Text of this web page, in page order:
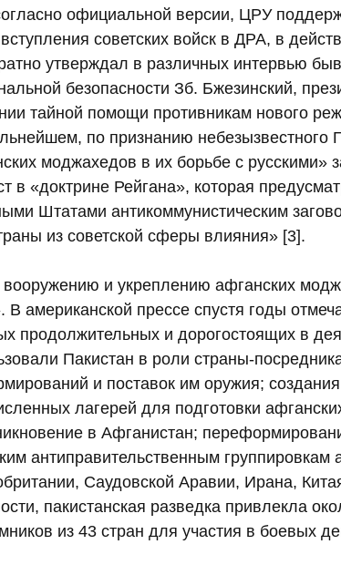
официальной версии, ЦРУ
советских войск в ДРА, в
утверждал в различных интервью
безопасности Зб. Бжезинский,
тайной помощи противникам нового
по признанию небезызвестного
моджахедов в их борьбе с русскими»
в «доктрине Рейгана», которая
Штатами антикоммунистическим
из советской сферы влияния» [3].
и укреплению афганских
В американской прессе спустя годы
продолжительных и дорогостоящих в
Пакистан в роли страны-
и поставок им оружия; создания
лагерей для подготовки
в Афганистан;
антиправительственным группировкам
Саудовской Аравии, Ирана,
пакистанская разведка привлекла
из 43 стран для участия в боевых